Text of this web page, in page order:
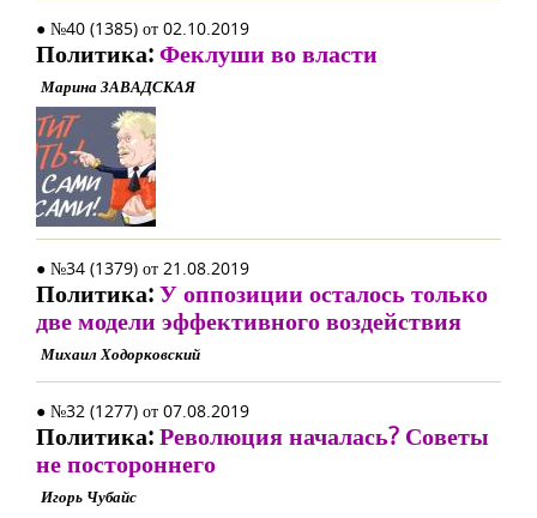
● №40 (1385) от 02.10.2019
Политика:Феклуши во власти
Марина ЗАВАДСКАЯ
● №34 (1379) от 21.08.2019
Политика:У оппозиции осталось только
две модели эффективного воздействия
Михаил Ходорковский
● №32 (1277) от 07.08.2019
Политика:Революция началась? Советы
не постороннего
Игорь Чубайс